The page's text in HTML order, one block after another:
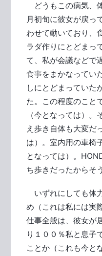
どうもこの病気、
月初旬に彼女が戻っ
わせて動いており、
ラダ作りにとどまっ
て、私が会議などで
食事をまかなってい
しにとどまっていた
た。この程度のこと
（今となっては）
え歩き自体も大変だ
は）。室内用の車椅
となっては）。
ち歩きだったからそ
いずれにしても体
め（これは私には実
仕事全般は、彼女が
り１００％私と息子
ことか（これも今と